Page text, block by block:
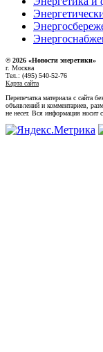
© 2026 «Новости энеретики»
г. Москва
Тел.: (495) 540-52-76
Карта сайта
Перепечатка материала с сайта
объявлений и комментариев,
не несет. Вся информация носит